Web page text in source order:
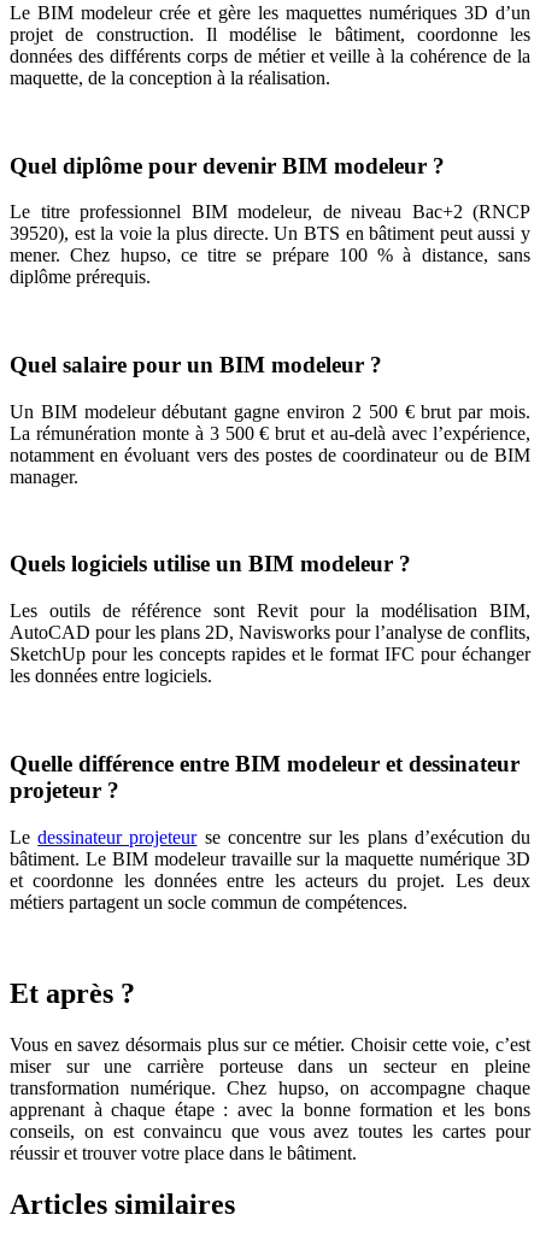
Le BIM modeleur crée et gère les maquettes numériques 3D d’un
projet de construction. Il modélise le bâtiment, coordonne les
données des différents corps de métier et veille à la cohérence de la
maquette, de la conception à la réalisation.
Quel diplôme pour devenir BIM modeleur ?
Le titre professionnel BIM modeleur, de niveau Bac+2 (RNCP
39520), est la voie la plus directe. Un BTS en bâtiment peut aussi y
mener. Chez hupso, ce titre se prépare 100 % à distance, sans
diplôme prérequis.
Quel salaire pour un BIM modeleur ?
Un BIM modeleur débutant gagne environ 2 500 € brut par mois.
La rémunération monte à 3 500 € brut et au-delà avec l’expérience,
notamment en évoluant vers des postes de coordinateur ou de BIM
manager.
Quels logiciels utilise un BIM modeleur ?
Les outils de référence sont Revit pour la modélisation BIM,
AutoCAD pour les plans 2D, Navisworks pour l’analyse de conflits,
SketchUp pour les concepts rapides et le format IFC pour échanger
les données entre logiciels.
Quelle différence entre BIM modeleur et dessinateur
projeteur ?
Ledessinateur projeteurse concentre sur les plans d’exécution du
bâtiment. Le BIM modeleur travaille sur la maquette numérique 3D
et coordonne les données entre les acteurs du projet. Les deux
métiers partagent un socle commun de compétences.
Et après ?
Vous en savez désormais plus sur ce métier. Choisir cette voie, c’est
miser sur une carrière porteuse dans un secteur en pleine
transformation numérique. Chez hupso, on accompagne chaque
apprenant à chaque étape : avec la bonne formation et les bons
conseils, on est convaincu que vous avez toutes les cartes pour
réussir et trouver votre place dans le bâtiment.
Articles similaires